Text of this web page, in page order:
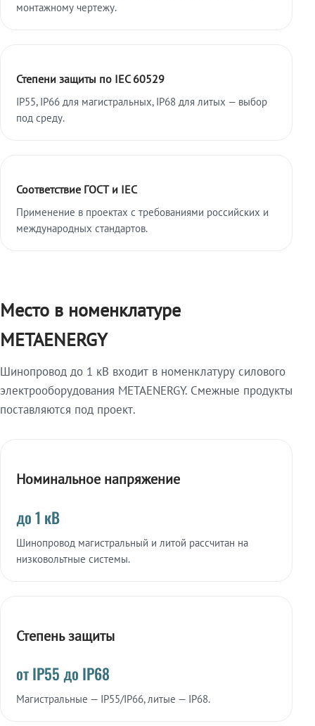
монтажному чертежу.
Степени защиты по IEC 60529
IP55, IP66 для магистральных, IP68 для литых — выбор
под среду.
Соответствие ГОСТ и IEC
Применение в проектах с требованиями российских и
международных стандартов.
Место в номенклатуре
METAENERGY
Шинопровод до 1 кВ входит в номенклатуру силового
электрооборудования METAENERGY. Смежные продукты
поставляются под проект.
Номинальное напряжение
до 1 кВ
Шинопровод магистральный и литой рассчитан на
низковольтные системы.
Степень защиты
от IP55 до IP68
Магистральные — IP55/IP66, литые — IP68.